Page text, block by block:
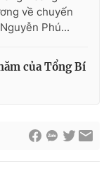
có sự chấp
phát hành lại
về chuyến
Phú...
của Tổng Bí